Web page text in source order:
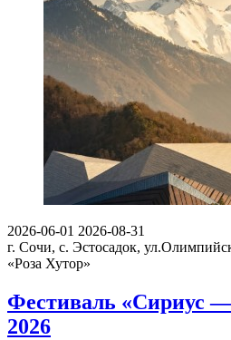
2026-06-01 2026-08-31
г. Сочи, с. Эстосадок,
«Роза Хутор»
Фестиваль «Сириус —
2026